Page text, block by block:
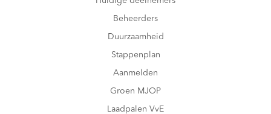
Beheerders
Duurzaamheid
Stappenplan
Aanmelden
Groen MJOP
Laadpalen VvE